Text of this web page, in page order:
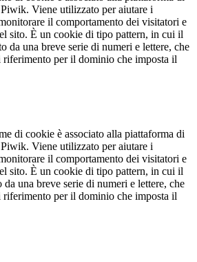
Viene utilizzato per aiutare i
il comportamento dei visitatori e
sito. È un cookie di tipo pattern, in cui il
da una breve serie di numeri e lettere, che
riferimento per il dominio che imposta il
di cookie è associato alla piattaforma di
Viene utilizzato per aiutare i
il comportamento dei visitatori e
sito. È un cookie di tipo pattern, in cui il
una breve serie di numeri e lettere, che
riferimento per il dominio che imposta il